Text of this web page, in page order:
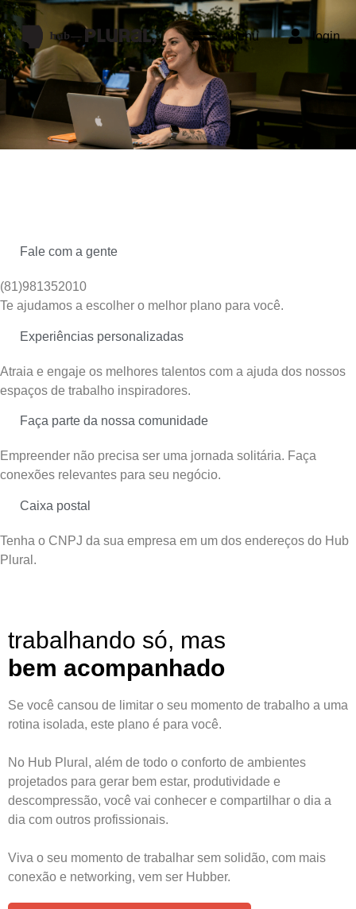
menu login
Fale com a gente
(81)981352010
Te ajudamos a escolher o melhor plano para você.
Experiências personalizadas
Atraia e engaje os melhores talentos com a ajuda dos nossos
espaços de trabalho inspiradores.
Faça parte da nossa comunidade
Empreender não precisa ser uma jornada solitária. Faça
conexões relevantes para seu negócio.
Caixa postal
Tenha o CNPJ da sua empresa em um dos endereços do Hub
Plural.
trabalhando só, mas
bem acompanhado
Se você cansou de limitar o seu momento de trabalho a uma
rotina isolada, este plano é para você.
No Hub Plural, além de todo o conforto de ambientes
projetados para gerar bem estar, produtividade e
descompressão, você vai conhecer e compartilhar o dia a
dia com outros profissionais.
Viva o seu momento de trabalhar sem solidão, com mais
conexão e networking, vem ser Hubber.